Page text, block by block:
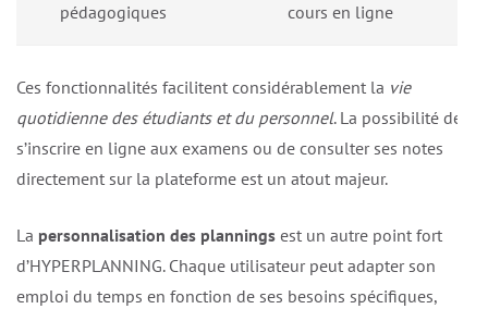
pédagogiques
cours en ligne
Ces fonctionnalités facilitent considérablement la vie
quotidienne des étudiants et du personnel. La possibilité de
s’inscrire en ligne aux examens ou de consulter ses notes
directement sur la plateforme est un atout majeur.
La personnalisation des plannings est un autre point fort
d’HYPERPLANNING. Chaque utilisateur peut adapter son
emploi du temps en fonction de ses besoins spécifiques,